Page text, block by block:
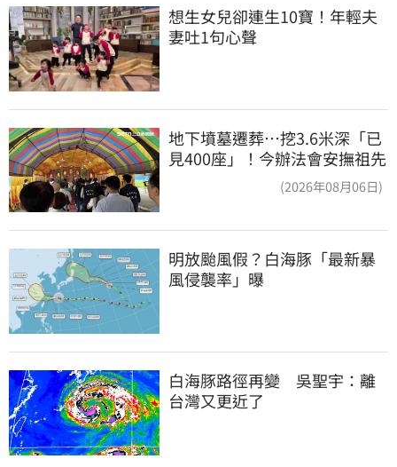
想生女兒卻連生10寶！年輕夫
妻吐1句心聲
地下墳墓遷葬…挖3.6米深「已
見400座」！今辦法會安撫祖先
(2026年08月06日)
明放颱風假？白海豚「最新暴
風侵襲率」曝
白海豚路徑再變　吳聖宇：離
台灣又更近了